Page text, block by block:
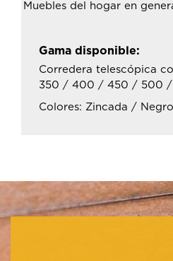
Muebles del hogar en
Gama disponible:
Corredera telescópica
350 / 400 / 450 / 500 /
Colores: Zincada / Negro